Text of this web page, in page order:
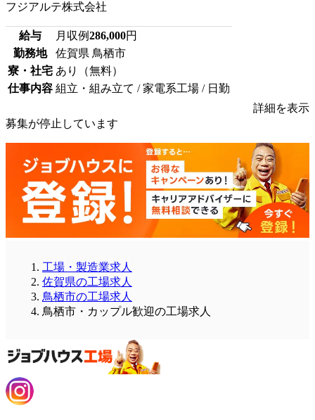
フジアルテ株式会社
給与 月収例286,000円
勤務地
佐賀県 鳥栖市
寮・社宅 あり（無料）
仕事内容 組立・組み立て / 家電系工場 / 日勤
詳細を表示
募集が停止しています
工場・製造業求人
佐賀県の工場求人
鳥栖市の工場求人
鳥栖市・カップル歓迎の工場求人